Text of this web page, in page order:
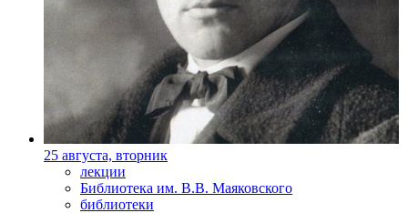
25 августа, вторник
лекции
Библиотека им. В.В. Маяковского
библиотеки